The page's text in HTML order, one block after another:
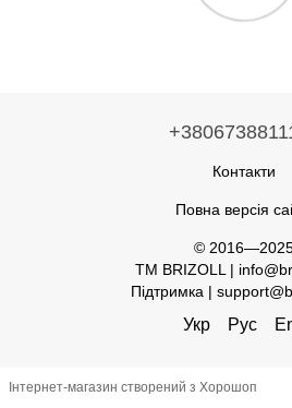
Контакти
Повна версія
©
TM BRIZOLL |
Підтримка |
Укр Рус
Інтернет-магазин створений з Хорошоп